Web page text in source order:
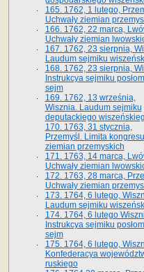
165. 1762, 1 lutego,
Uchwały ziemian
166. 1762, 22 marca,
Uchwały ziemian
167. 1762, 23 sierpnia,
Laudum sejmiku
168. 1762, 23 sierpnia,
Instrukcya sejmiku
sejm
169. 1762, 13 września,
Wisznia. Laudum sejmiku
deputackiego
170. 1763, 31 stycznia,
Przemyśl. Limita kongresu
ziemian przemyskich
171. 1763, 14 marca,
Uchwały ziemian
172. 1763, 28 marca,
Uchwały ziemian
173. 1764, 6 lutego,
Laudum sejmiku
174. 1764, 6 lutego
Instrukcya sejmiku
sejm
175. 1764, 6 lutego,
Konfederacya
ruskiego